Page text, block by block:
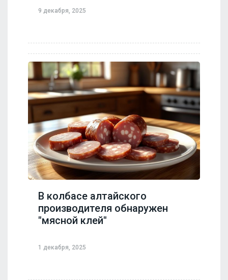
9 декабря, 2025
В колбасе алтайского
производителя обнаружен
"мясной клей"
1 декабря, 2025